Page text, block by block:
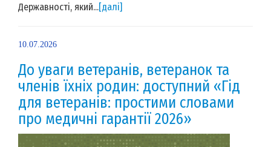
Державності, який...[далі]
10.07.2026
До уваги ветеранів, ветеранок та
членів їхніх родин: доступний «Гід
для ветеранів: простими словами
про медичні гарантії 2026»